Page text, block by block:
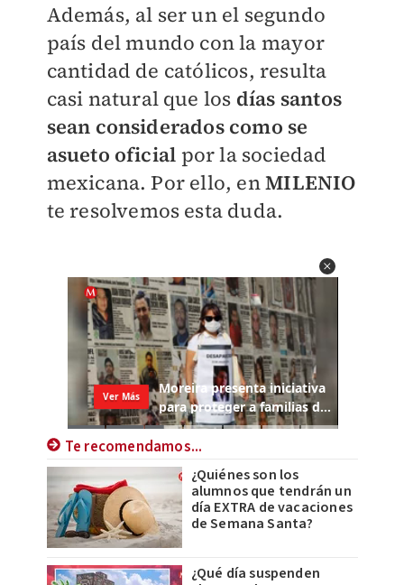
Además, al ser un el segundo
país del mundo con la mayor
cantidad de católicos, resulta
casi natural que los días santos
sean considerados como se
asueto oficial por la sociedad
mexicana. Por ello, enMILENIO
te resolvemos esta duda.
Te recomendamos...
¿Quiénes son los
alumnos que tendrán un
día EXTRA de vacaciones
de Semana Santa?
¿Qué día suspenden